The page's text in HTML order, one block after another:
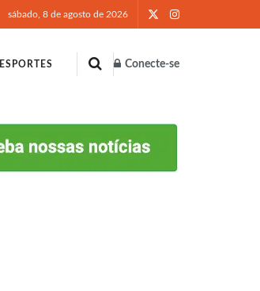
sábado, 8 de agosto de 2026
ESPORTES Conecte-se